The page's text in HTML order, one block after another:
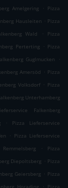
Amelgering . Pizza
Hausleiten . Pizza
Wald .
Pizza
Perterting . Pizza
Guglmucken
.
Amersöd . Pizza
Volksdorf . Pizza
Unterhamberg
Falkenberg
.
Pizza Lieferservice
. Pizza Lieferservice
.
Pizza
Diepoltsberg . Pizza
Geiersberg . Pizza
.